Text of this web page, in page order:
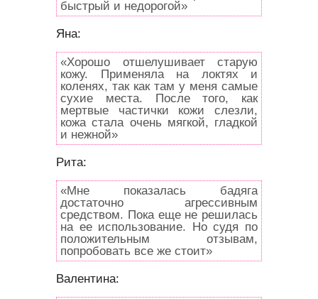
быстрый и недорогой»
Яна:
«Хорошо отшелушивает старую
кожу. Применяла на локтях и
коленях, так как там у меня самые
сухие места. После того, как
мертвые частички кожи слезли,
кожа стала очень мягкой, гладкой
и нежной»
Рита:
«Мне показалась бадяга
достаточно агрессивным
средством. Пока еще не решилась
на ее использование. Но судя по
положительным отзывам,
попробовать все же стоит»
Валентина: